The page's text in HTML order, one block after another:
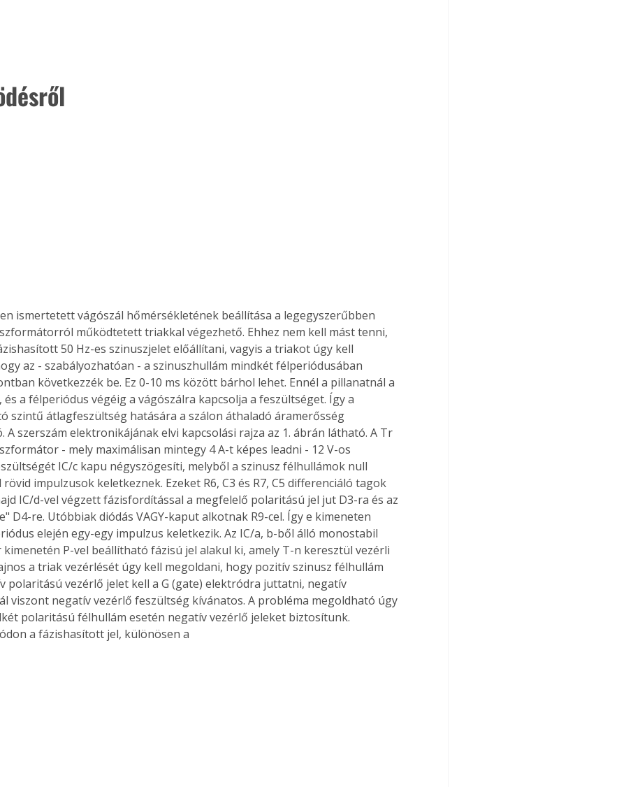
az
Old
új,
egyedi
Együtt jobban megéri!
Bővebb információ itt!
Együtt jobban megéri! A
könyvek tetszőleges
párosítással kedvezményes
áron, 0 Ft postaköltséggel
megrendelhetők!
ismertetett vágószál hőmérsékletének beállítása a legegyszerűbben
működtetett triakkal végezhető. Ehhez nem kell mást tenni,
50 Hz-es szinuszjelet előállítani, vagyis a triakot úgy kell
az - szabályozhatóan - a szinuszhullám mindkét félperiódusában
következzék be. Ez 0-10 ms között bárhol lehet. Ennél a pillanatnál a
a félperiódus végéig a vágószálra kapcsolja a feszültséget. Így a
szintű átlagfeszültség hatására a szálon áthaladó áramerősség
A szerszám elektronikájának elvi kapcsolási rajza az 1. ábrán látható. A Tr
- mely maximálisan mintegy 4 A-t képes leadni - 12 V-os
IC/c kapu négyszögesíti, melyből a szinusz félhullámok null
impulzusok keletkeznek. Ezeket R6, C3 és R7, C5 differenciáló tagok
IC/d-vel végzett fázisfordítással a megfelelő polaritású jel jut D3-ra és az
D4-re. Utóbbiak diódás VAGY-kaput alkotnak R9-cel. Így e kimeneten
elején egy-egy impulzus keletkezik. Az IC/a, b-ből álló monostabil
P-vel beállítható fázisú jel alakul ki, amely T-n keresztül vezérli
a triak vezérlését úgy kell megoldani, hogy pozitív szinusz félhullám
polaritású vezérlő jelet kell a G (gate) elektródra juttatni, negatív
viszont negatív vezérlő feszültség kívánatos. A probléma megoldható úgy
polaritású félhullám esetén negatív vezérlő jeleket biztosítunk.
a fázishasított jel, különösen a